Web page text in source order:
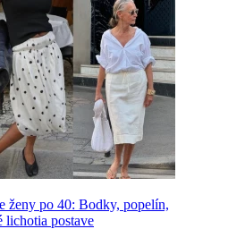
ženy po 40: Bodky, popelín,
lichotia postave